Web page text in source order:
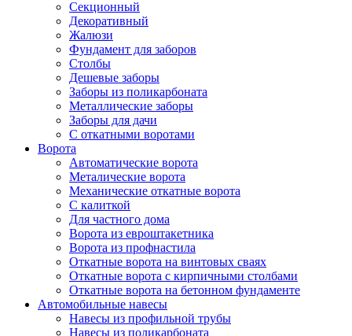
Секционный
Декоративный
Жалюзи
Фундамент для заборов
Столбы
Дешевые заборы
Заборы из поликарбоната
Металлические заборы
Заборы для дачи
С откатными воротами
Ворота
Автоматические ворота
Металические ворота
Механические откатные ворота
С калиткой
Для частного дома
Ворота из евроштакетника
Ворота из профнастила
Откатные ворота на винтовых сваях
Откатные ворота с кирпичными столбами
Откатные ворота на бетонном фундаменте
Автомобильные навесы
Навесы из профильной трубы
Навесы из поликарбоната